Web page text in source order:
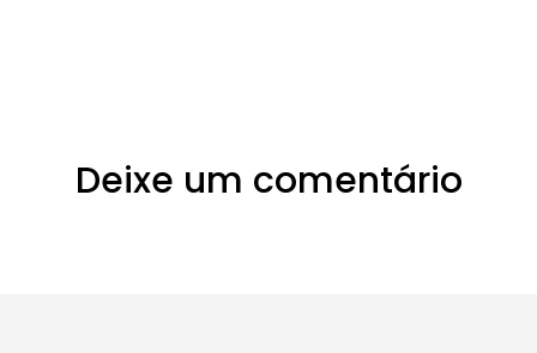
Deixe um comentário